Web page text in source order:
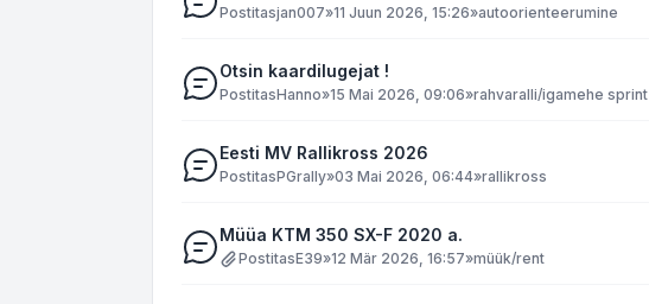
Postitasjan007»11 Juun 2026, 15:26»autoorienteerumine
Otsin kaardilugejat !
PostitasHanno»15 Mai 2026, 09:06»rahvaralli/igamehe sprint
Eesti MV Rallikross 2026
PostitasPGrally»03 Mai 2026, 06:44»rallikross
Müüa KTM 350 SX-F 2020 a.
PostitasE39»12 Mär 2026, 16:57»müük/rent